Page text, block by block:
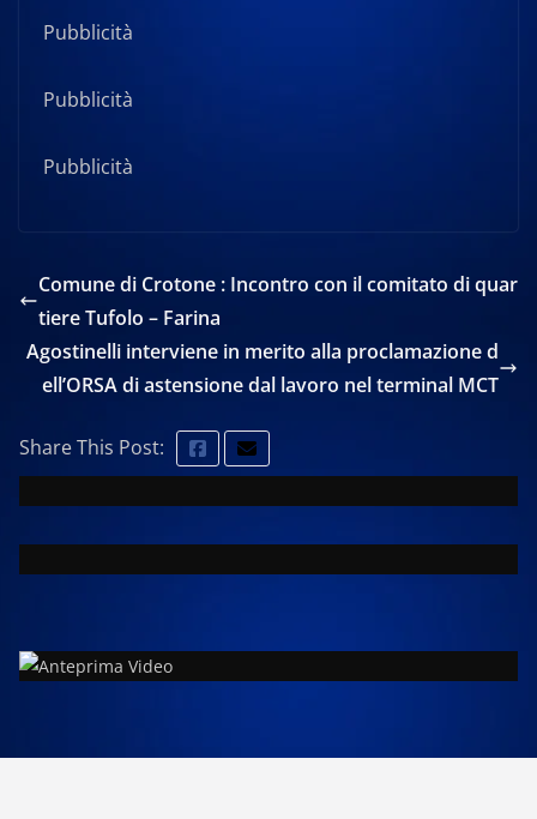
Pubblicità
Pubblicità
Pubblicità
Comune di Crotone : Incontro con il comitato di quar
tiere Tufolo – Farina
Agostinelli interviene in merito alla proclamazione d
ell’ORSA di astensione dal lavoro nel terminal MCT
Share This Post: